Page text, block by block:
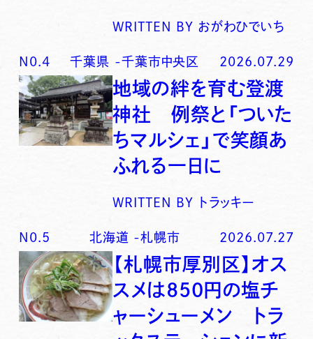
WRITTEN BY おがわひでいち
N0. 4 千葉県 -千葉市中央区 2026.07.29
地域の絆を育む登渡
神社 例祭と「ついた
ちマルシェ」で笑顔あ
ふれる一日に
WRITTEN BY トラッキー
N0. 5 北海道 -札幌市 2026.07.27
【札幌市厚別区】オス
スメは850円の塩チ
ャーシューメン トラ